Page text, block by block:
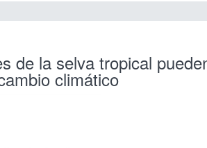
de la selva tropical
climático